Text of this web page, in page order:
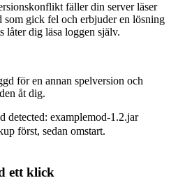
fäller din server läser
som gick fel och erbjuder en lösning
låter dig läsa loggen själv.
för en annan spelversion och
åt dig.
detected: examplemod-1.2.jar
först, sedan omstart.
ett klick